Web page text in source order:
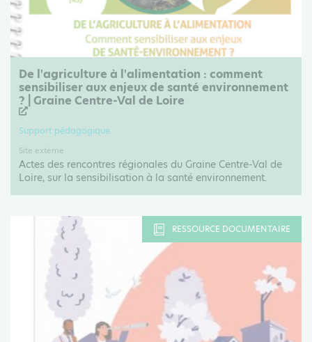
De l'agriculture à l'alimentation : comment
sensibiliser aux enjeux de santé environnement
? | Graine Centre-Val de Loire
Support pédagogique
Site externe
Actes des rencontres régionales du Graine Centre-Val de
Loire, sur la sensibilisation à la santé environnement.
RESSOURCE DOCUMENTAIRE